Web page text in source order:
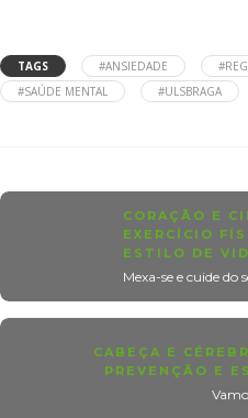
TAGS #ANSIEDADE
#SAÚDE MENTAL
#ULSBRAGA
CORAÇÃO E
EXERCÍCIO
ESTILO DE
Mexa-se e cuide do
CABEÇA E
PREVENÇÃO E